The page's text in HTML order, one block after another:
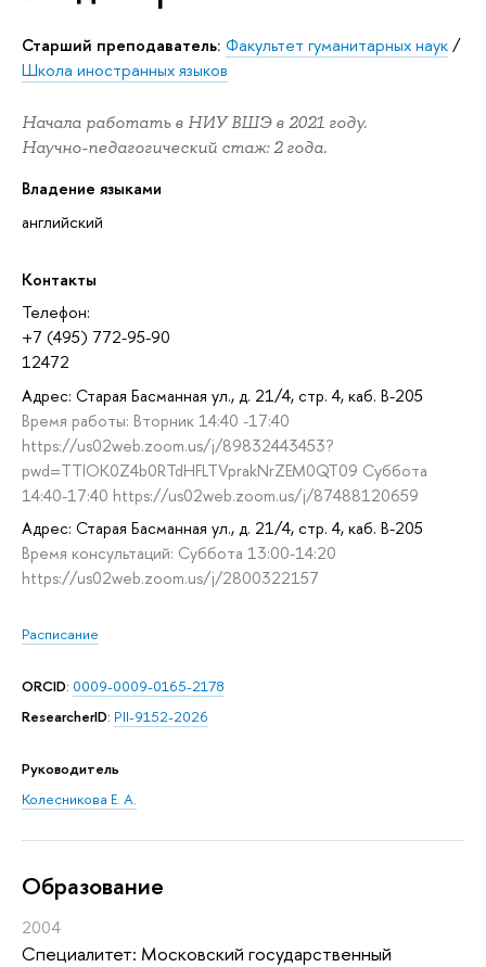
Старший преподаватель: Факультет гуманитарных наук/
Школа иностранных языков
Начала работать в НИУ ВШЭ в 2021 году.
Научно-педагогический стаж: 2 года.
Владение языками
английский
Контакты
Телефон:
+7 (495) 772-95-90
12472
Адрес: Старая Басманная ул., д. 21/4, стр. 4, каб. В-205
Время работы: Вторник 14:40 -17:40
https://us02web.zoom.us/j/89832443453?
pwd=TTlOK0Z4b0RTdHFLTVprakNrZEM0QT09 Суббота
14:40-17:40 https://us02web.zoom.us/j/87488120659
Адрес: Старая Басманная ул., д. 21/4, стр. 4, каб. В-205
Время консультаций: Суббота 13:00-14:20
https://us02web.zoom.us/j/2800322157
Расписание
ORCID: 0009-0009-0165-2178
ResearcherID: PII-9152-2026
Руководитель
Колесникова Е. А.
Oбразование
2004
Специалитет: Московский государственный